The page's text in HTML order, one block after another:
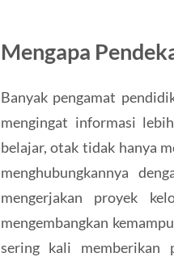
Mengapa
Banyak pengamat
mengingat informasi
belajar, otak tidak hanya
menghubungkannya
mengerjakan proyek
mengembangkan
sering kali memberikan